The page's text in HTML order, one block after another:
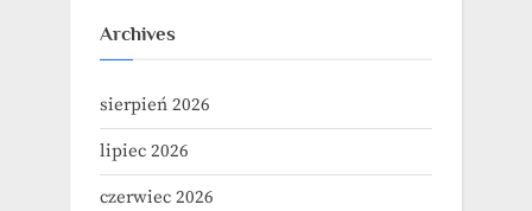
Archives
sierpień 2026
lipiec 2026
czerwiec 2026